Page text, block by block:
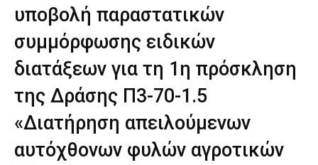
υποβολή παραστατικών
συμμόρφωσης ειδικών
διατάξεων για τη 1η πρόσκληση
της Δράσης Π3-70-1.5
«Διατήρηση απειλούμενων
αυτόχθονων φυλών αγροτικών